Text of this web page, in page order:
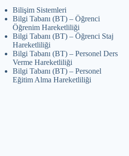
Bilişim Sistemleri
Bilgi Tabanı (BT) – Öğrenci
Öğrenim Hareketliliği
Bilgi Tabanı (BT) – Öğrenci Staj
Hareketliliği
Bilgi Tabanı (BT) – Personel Ders
Verme Hareketliliği
Bilgi Tabanı (BT) – Personel
Eğitim Alma Hareketliliği